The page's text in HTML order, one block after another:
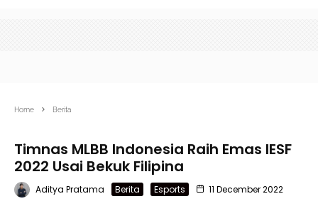
Home Berita
Timnas MLBB Indonesia Raih Emas IESF
2022 Usai Bekuk Filipina
Aditya Pratama Berita Esports 11 December 2022